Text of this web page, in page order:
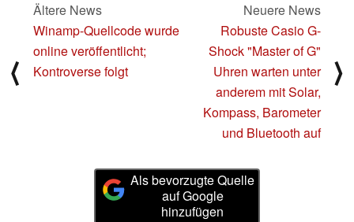
⟨
Ältere News
Winamp-Quellcode wurde
online veröffentlicht;
Kontroverse folgt
Neuere News
Robuste Casio G-
Shock "Master of G"
Uhren warten unter
anderem mit Solar,
Kompass, Barometer
und Bluetooth auf
⟩
Als bevorzugte Quelle
auf Google
hinzufügen